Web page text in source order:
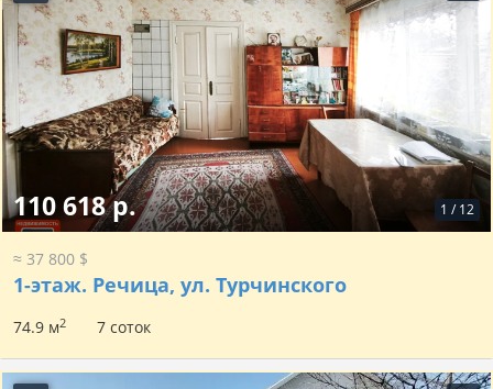
1 / 12
110 618 р.
≈ 37 800 $
1-этаж. Речица, ул. Турчинского
74.9 м2 7 соток